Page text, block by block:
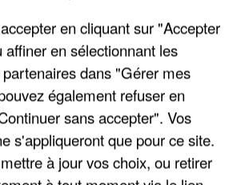
en cliquant sur "Accepter
en sélectionnant les
dans "Gérer mes
également refuser en
sans accepter". Vos
s'appliqueront que pour ce site.
à jour vos choix, ou retirer